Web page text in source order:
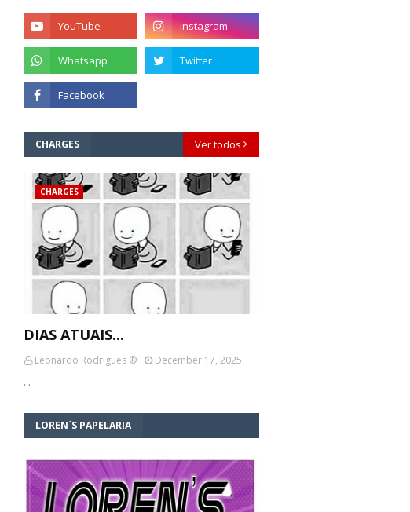
CHARGES Ver todos
CHARGES
DIAS ATUAIS...
Leonardo Rodrigues ®
December 17, 2025
…
LOREN´S PAPELARIA